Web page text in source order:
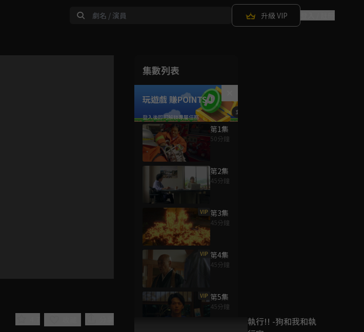
升級 VIP
集數列表
玩遊戲 賺POINTS！
第1集
50分鐘
第2集
45分鐘
VIP 第3集
45分鐘
VIP 第4集
45分鐘
VIP 第5集
45分鐘
為您推薦
執行!! -狗和我和執